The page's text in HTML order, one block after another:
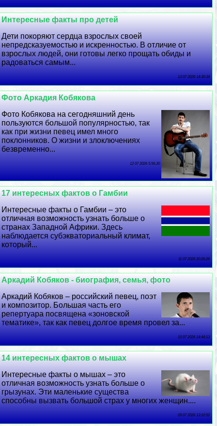
Интересные факты про детей
Дети покоряют сердца взрослых своей
непредсказуемостью и искренностью. В отличие от
взрослых людей, они готовы легко прощать обиды и
радоваться самым...
13 07 2026 14:30:34
Фото Аркадия Кобякова
Фото Кобякова на сегодняшний день
пользуются большой популярностью, так
как при жизни певец имел много
поклонников. О жизни и злоключениях
безвременно...
12 07 2026 5:56:30
17 интересных фактов о Гамбии
Интересные факты о Гамбии – это
отличная возможность узнать больше о
странах Западной Африки. Здесь
наблюдается субэкваториальный климат,
который...
11 07 2026 20:26:26
Аркадий Кобяков - биография, семья, фото
Аркадий Кобяков – российский певец, поэт
и композитор. Большая часть его
репертуара посвящена «зоновской
тематике», так как певец долгое время провел за...
10 07 2026 14:44:13
14 интересных фактов о мышах
Интересные факты о мышах – это
отличная возможность узнать больше о
грызунах. Эти маленькие существа
способны вызвать большой страх у многих женщин....
09 07 2026 13:10:52